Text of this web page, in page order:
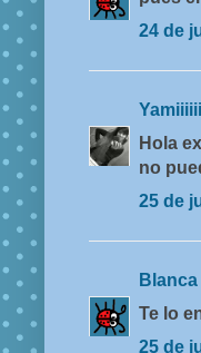
24 de
Hola
no
25 de
Blanca
Te lo
25 de